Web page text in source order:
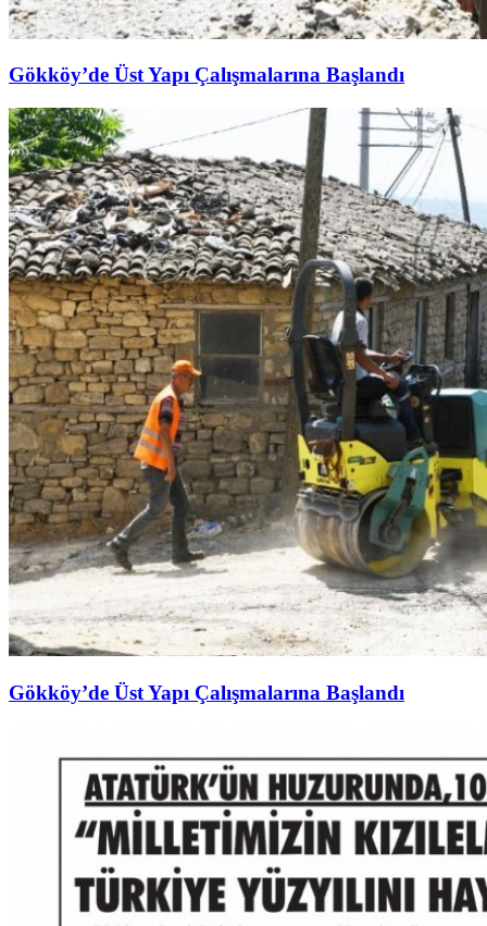
Gökköy’de Üst Yapı Çalışmalarına Başlandı
Gökköy’de Üst Yapı Çalışmalarına Başlandı